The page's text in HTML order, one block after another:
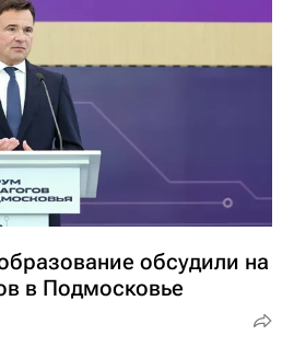
обсудили на
в Подмосковье